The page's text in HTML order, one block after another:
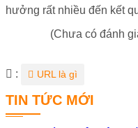
TIN TỨC MỚI
hưởng rất nhiều đến kết
(Chưa có đánh
Từ
: URL là gì